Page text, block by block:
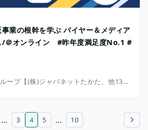
事業の根幹を学ぶ バイヤー＆メディア
/＠オンライン #昨年度満足度No.1 #
ジャパネットグループ【(株)ジャパネットたかた、他13社】
次のページ
… 3 4 5 …
10